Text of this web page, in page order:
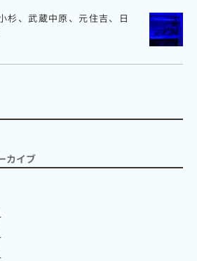
杉、武蔵中原、元住吉、日
カイブ